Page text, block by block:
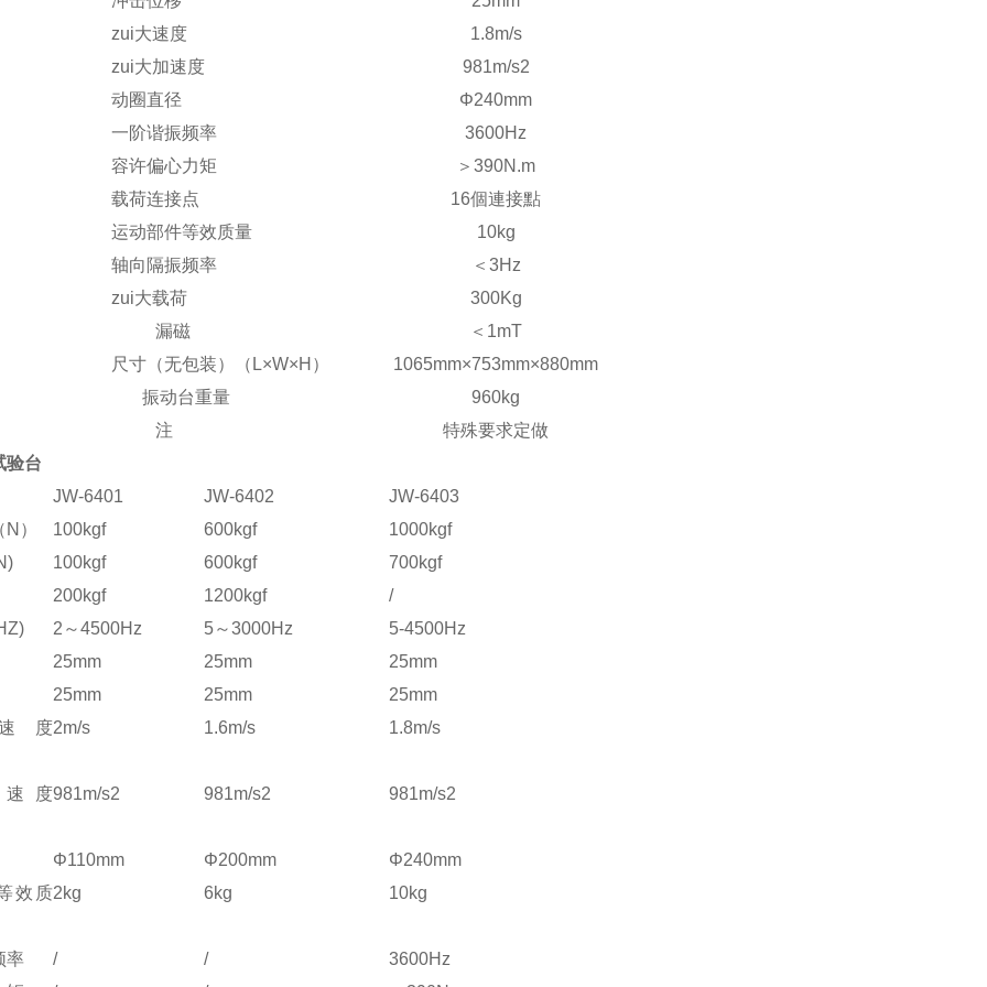
zui大速度
1.8m/s
zui大加速度
981m/s2
动圈直径
Φ240mm
一阶谐振频率
3600Hz
容许偏心力矩
＞390N.m
载荷连接点
16個連接點
运动部件等效质量
10kg
轴向隔振频率
＜3Hz
zui大载荷
300Kg
漏磁
＜1mT
尺寸（无包装）（L×W×H）
1065mm×753mm×880mm
振动台重量
960kg
注
特殊要求定做
验台
JW-6401
JW-6402
JW-6403
）
100kgf 600kgf
1000kgf
100kgf 600kgf
700kgf
200kgf
1200kgf
/
2～4500Hz 5～3000Hz
5-4500Hz
25mm
25mm
25mm
25mm
25mm
25mm
度2m/s 1.6m/s 1.8m/s
度981m/s2 981m/s2 981m/s2
Φ110mm Φ200mm
Φ240mm
效质2kg 6kg 10kg
率 / /
3600Hz